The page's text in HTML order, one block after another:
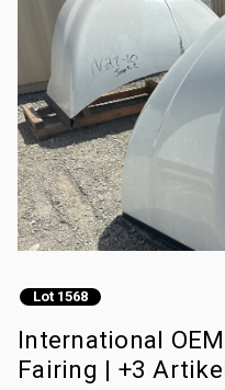
Lot 1568
International
Fairing | +3